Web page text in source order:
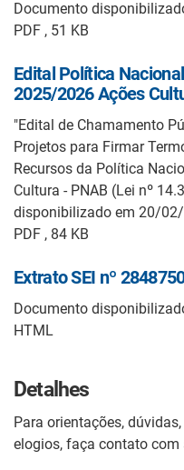
Documento
PDF , 51 KB
Edital Política
2025/2026 Ações
"Edital de Chamamento
Projetos para Firmar
Recursos da Política
Cultura - PNAB (Lei nº
disponibilizado em 20/
PDF , 84 KB
Extrato SEI nº
Documento
HTML
Detalhes
Para orientações,
elogios, faça contato com